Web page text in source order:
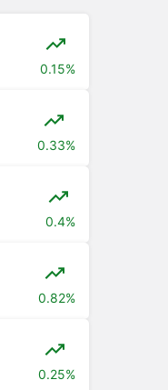
0.15%
0.33%
0.4%
0.82%
0.25%